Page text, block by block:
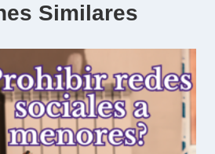
Similares